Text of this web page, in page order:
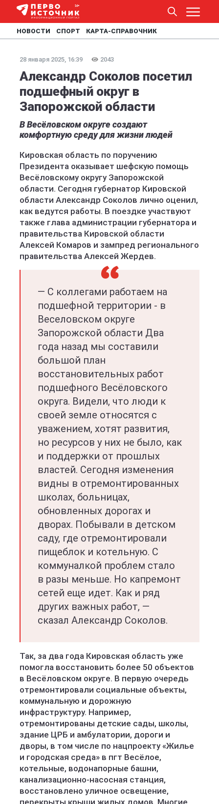
НОВОСТИ СПОРТ КАРТА-СПРАВОЧНИК
28 января 2025, 16:39 2043
Александр Соколов посетил
подшефный округ в
Запорожской области
В Весёловском округе создают
комфортную среду для жизни людей
Кировская область по поручению
Президента оказывает шефскую помощь
Весёловскому округу Запорожской
области. Сегодня губернатор Кировской
области Александр Соколов лично оценил,
как ведутся работы. В поездке участвуют
также глава администрации губернатора и
правительства Кировской области
Алексей Комаров и зампред регионального
правительства Алексей Жердев.
— С коллегами работаем на
подшефной территории - в
Веселовском округе
Запорожской области Два
года назад мы составили
большой план
восстановительных работ
подшефного Весёловского
округа. Видели, что люди к
своей земле относятся с
уважением, хотят развития,
но ресурсов у них не было, как
и поддержки от прошлых
властей. Сегодня изменения
видны в отремонтированных
школах, больницах,
обновленных дорогах и
дворах. Побывали в детском
саду, где отремонтировали
пищеблок и котельную. С
коммуналкой проблем стало
в разы меньше. Но капремонт
сетей еще идет. Как и ряд
других важных работ, —
сказал Александр Соколов.
Так, за два года Кировская область уже
помогла восстановить более 50 объектов
в Весёловском округе. В первую очередь
отремонтировали социальные объекты,
коммунальную и дорожную
инфраструктуру. Например,
отремонтированы детские сады, школы,
здание ЦРБ и амбулатории, дороги и
дворы, в том числе по нацпроекту «Жилье
и городская среда» в пгт Весёлое,
котельные, водонапорные башни,
канализационно-насосная станция,
восстановлено уличное освещение,
перекрыты крыши жилых домов. Многие